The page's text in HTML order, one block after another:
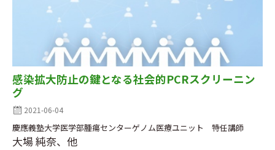
感染拡大防止の鍵となる社会的PCRスクリーニン
グ
2021-06-04
慶應義塾大学医学部腫瘍センターゲノム医療ユニット 特任講師
大場 純奈、他